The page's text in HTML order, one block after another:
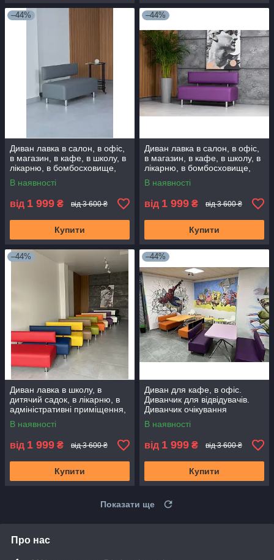
–44%
Диван лавка в салон, в офіс,
в магазин, в кафе, в школу, в
лікарню, в бомбосховище,
додому. Диванчик очікування
В наявності
від 1 999 ₴ від 3 600 ₴
Купити
–44%
Диван лавка в салон, в офіс,
в магазин, в кафе, в школу, в
лікарню, в бомбосховище,
додому. Диванчик очікування
В наявності
від 1 999 ₴ від 3 600 ₴
Купити
–44%
Диван лавка в школу, в
дитячий садок, в лікарню, в
адміністративні приміщення,
в бомбосховища, в офіс
В наявності
від 1 999 ₴ від 3 600 ₴
Купити
–44%
Диван для кафе, в офіс.
Диванчик для відвідувачів.
Диванчик очікування
В наявності
від 1 999 ₴ від 3 600 ₴
Купити
Показати ще
Про нас